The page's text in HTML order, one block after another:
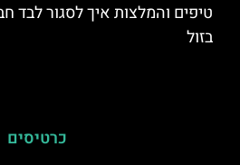
טיפים והמלצות איך לסגור לבד
בזול
כרטיסים